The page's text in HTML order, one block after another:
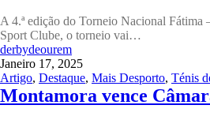
A 4.ª edição do Torneio Nacional Fátima
Sport Clube, o torneio vai…
derbydeourem
Janeiro 17, 2025
Artigo, Destaque, Mais Desporto, Ténis
Montamora vence